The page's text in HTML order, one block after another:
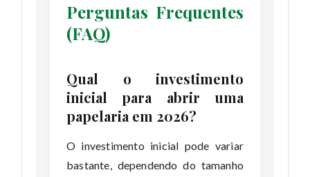
Perguntas Frequentes
(FAQ)
Qual o investimento
inicial para abrir uma
papelaria em 2026?
O investimento inicial pode variar
bastante, dependendo do tamanho